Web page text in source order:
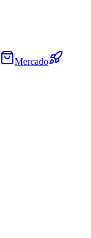
Mercado